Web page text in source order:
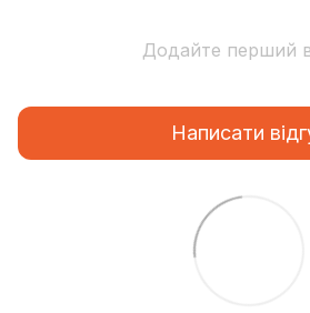
Додайте перший
Написати